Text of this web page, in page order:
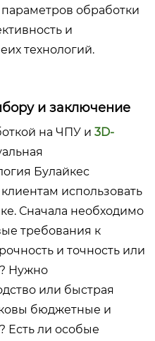
обработки
и
технологий.
и заключение
на ЧПУ и 3D-
Булайкес
использовать
Сначала необходимо
требования к
и точность или
Нужно
или быстрая
бюджетные и
Есть ли особые